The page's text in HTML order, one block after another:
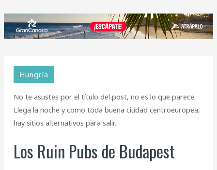
Hungría
No te asustes por el título del post, no es lo que parece.
Llega la noche y como toda buena ciudad centroeuropea,
hay sitios alternativos para salir.
Los Ruin Pubs de Budapest